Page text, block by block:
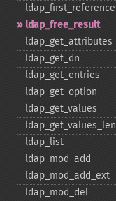
ldap_​first_​reference
ldap_​free_​result
ldap_​get_​attributes
ldap_​get_​dn
ldap_​get_​entries
ldap_​get_​option
ldap_​get_​values
ldap_​get_​values_​len
ldap_​list
ldap_​mod_​add
ldap_​mod_​add_​ext
ldap_​mod_​del